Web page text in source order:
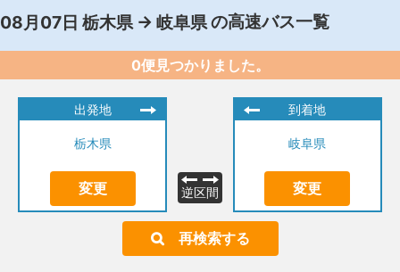
08月07日 栃木県 → 岐阜県の高速バス一覧
0便見つかりました。
出発地
栃木県
変更 逆区間
到着地
岐阜県
変更
再検索する